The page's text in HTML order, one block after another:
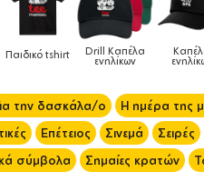
Καπέλα
ενηλίκων Καπέλα παιδικά
την δασκάλα/ο Η ημέρα της
Επέτειος Σινεμά Σειρές
σύμβολα Σημαίες κρατών